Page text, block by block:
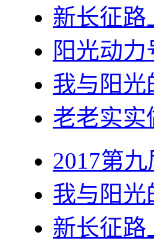
新长征路
阳光动
我与阳光
老老实实
2017第
我与阳光
新长征路